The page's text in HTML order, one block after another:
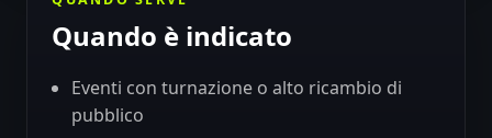
Quando è indicato
Eventi con turnazione o alto ricambio di
pubblico